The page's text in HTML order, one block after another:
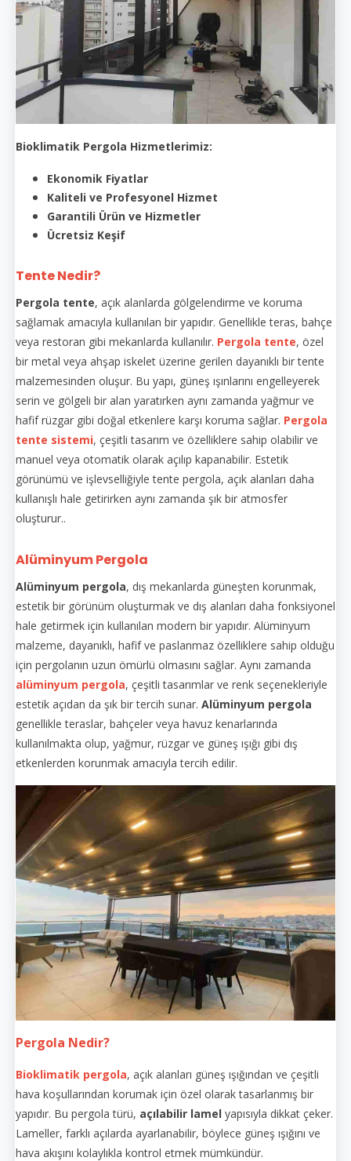
Bioklimatik Pergola Hizmetlerimiz:
Ekonomik Fiyatlar
Kaliteli ve Profesyonel Hizmet
Garantili Ürün ve Hizmetler
Ücretsiz Keşif
Tente Nedir?
Pergola tente, açık alanlarda gölgelendirme ve koruma
sağlamak amacıyla kullanılan bir yapıdır. Genellikle teras, bahçe
veya restoran gibi mekanlarda kullanılır. Pergola tente, özel
bir metal veya ahşap iskelet üzerine gerilen dayanıklı bir tente
malzemesinden oluşur. Bu yapı, güneş ışınlarını engelleyerek
serin ve gölgeli bir alan yaratırken aynı zamanda yağmur ve
hafif rüzgar gibi doğal etkenlere karşı koruma sağlar. Pergola
tente sistemi, çeşitli tasarım ve özelliklere sahip olabilir ve
manuel veya otomatik olarak açılıp kapanabilir. Estetik
görünümü ve işlevselliğiyle tente pergola, açık alanları daha
kullanışlı hale getirirken aynı zamanda şık bir atmosfer
oluşturur..
Alüminyum Pergola
Alüminyum pergola, dış mekanlarda güneşten korunmak,
estetik bir görünüm oluşturmak ve dış alanları daha fonksiyonel
hale getirmek için kullanılan modern bir yapıdır. Alüminyum
malzeme, dayanıklı, hafif ve paslanmaz özelliklere sahip olduğu
için pergolanın uzun ömürlü olmasını sağlar. Aynı zamanda
alüminyum pergola, çeşitli tasarımlar ve renk seçenekleriyle
estetik açıdan da şık bir tercih sunar. Alüminyum pergola
genellikle teraslar, bahçeler veya havuz kenarlarında
kullanılmakta olup, yağmur, rüzgar ve güneş ışığı gibi dış
etkenlerden korunmak amacıyla tercih edilir.
Pergola Nedir?
Bioklimatik pergola, açık alanları güneş ışığından ve çeşitli
hava koşullarından korumak için özel olarak tasarlanmış bir
yapıdır. Bu pergola türü, açılabilir lamel yapısıyla dikkat çeker.
Lameller, farklı açılarda ayarlanabilir, böylece güneş ışığını ve
hava akışını kolaylıkla kontrol etmek mümkündür.